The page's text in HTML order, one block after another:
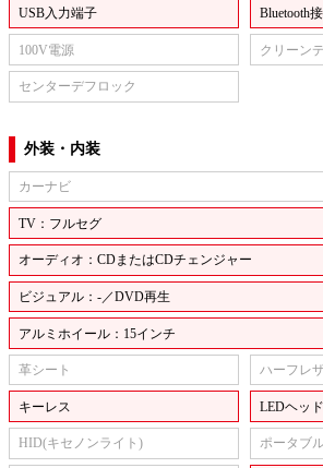
USB入力端子 Bluetooth
100V電源 クリーン
センターデフロック
外装・内装
カーナビ
TV：フルセグ
オーディオ：CDまたはCDチェンジャー
ビジュアル：-／DVD再生
アルミホイール：15インチ
革シート ハーフレ
キーレス LEDヘッ
HID(キセノンライト) ポータブ